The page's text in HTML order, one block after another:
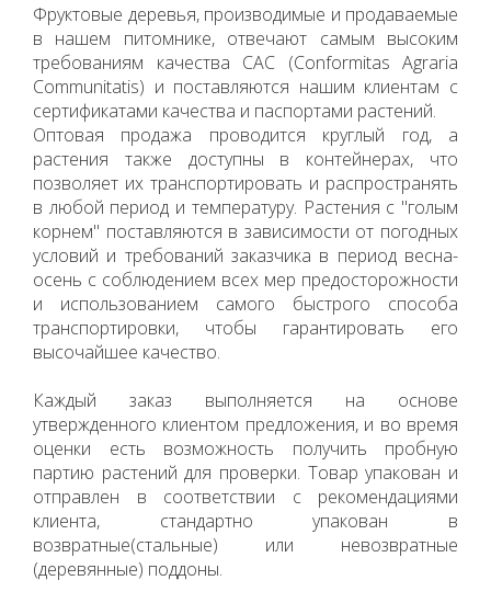
Фруктовые деревья, производимые и продаваемые
в нашем питомнике, отвечают самым высоким
требованиям качества CAC (Conformitas Agraria
Communitatis) и поставляются нашим клиентам с
сертификатами качества и паспортами растений.
Оптовая продажа проводится круглый год, а
растения также доступны в контейнерах, что
позволяет их транспортировать и распространять
в любой период и температуру. Растения с "голым
корнем" поставляются в зависимости от погодных
условий и требований заказчика в период весна-
осень с соблюдением всех мер предосторожности
и использованием самого быстрого способа
транспортировки, чтобы гарантировать его
высочайшее качество.
Каждый заказ выполняется на основе
утвержденного клиентом предложения, и во время
оценки есть возможность получить пробную
партию растений для проверки. Товар упакован и
отправлен в соответствии с рекомендациями
клиента, стандартно упакован в
возвратные(стальные) или невозвратные
(деревянные) поддоны.